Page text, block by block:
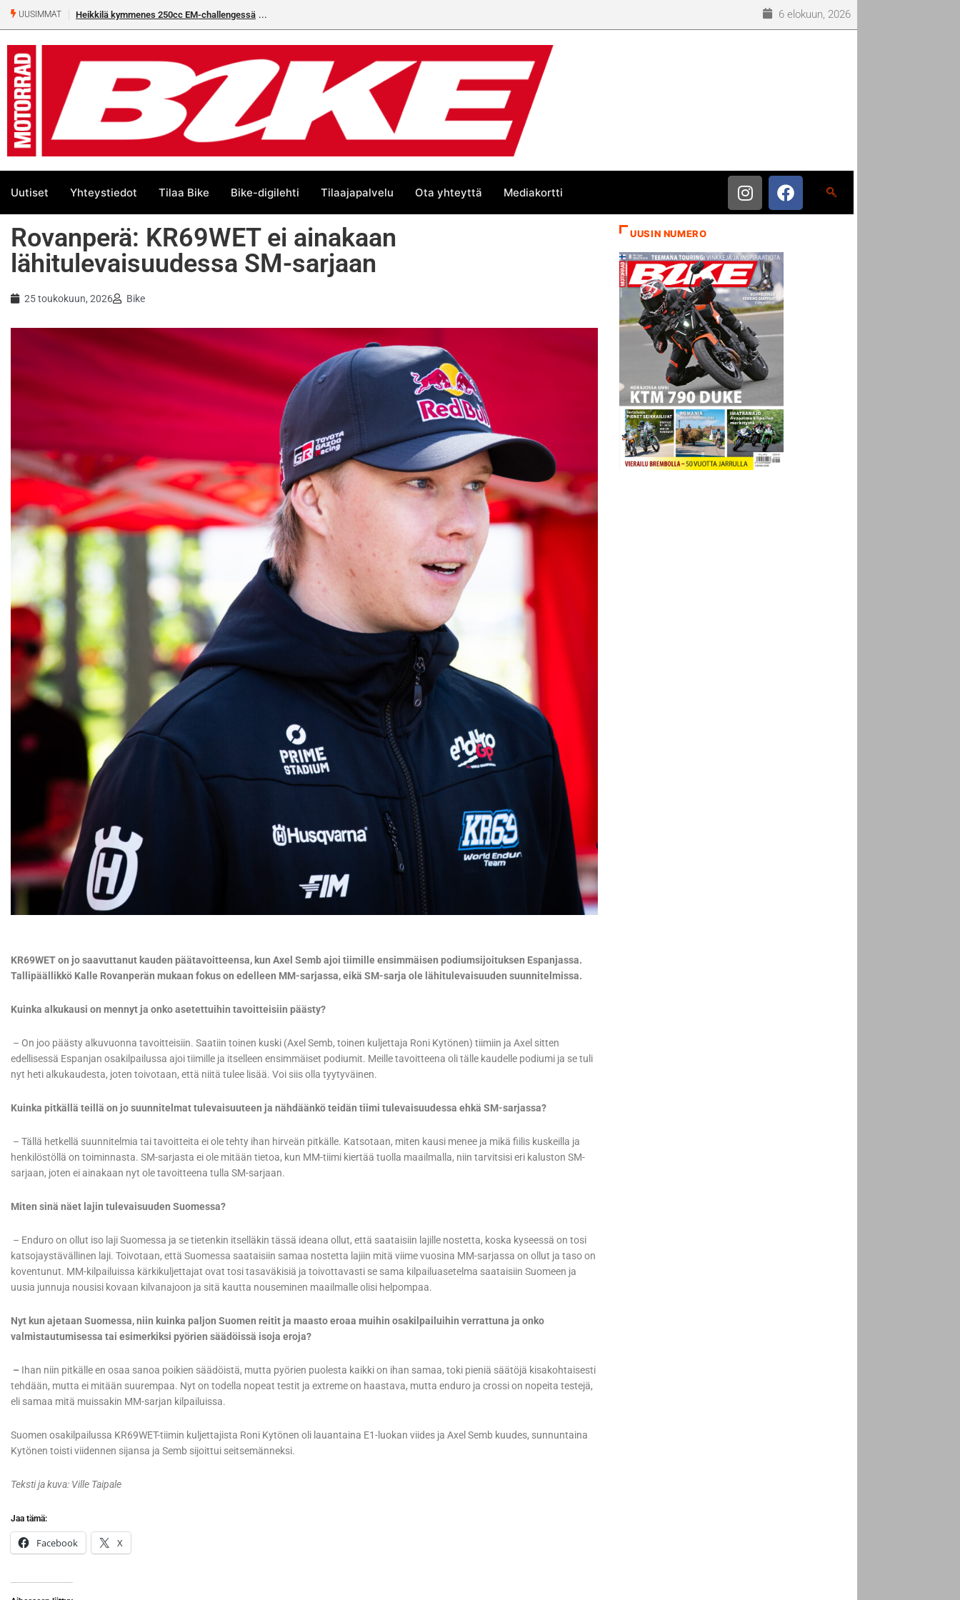
UUSIMMAT Heikkilä kymmenes 250cc EM-challengessä 6 elokuun, 2026
Uutiset Yhteystiedot Tilaa Bike Bike-digilehti Tilaajapalvelu Ota yhteyttä Mediakortti
Rovanperä: KR69WET ei ainakaan
lähitulevaisuudessa SM-sarjaan
25 toukokuun, 2026 Bike
KR69WET on jo saavuttanut kauden päätavoitteensa, kun Axel Semb ajoi tiimille ensimmäisen podiumsijoituksen Espanjassa.
Tallipäällikkö Kalle Rovanperän mukaan fokus on edelleen MM-sarjassa, eikä SM-sarja ole lähitulevaisuuden suunnitelmissa.
Kuinka alkukausi on mennyt ja onko asetettuihin tavoitteisiin päästy?
– On joo päästy alkuvuonna tavoitteisiin. Saatiin toinen kuski (Axel Semb, toinen kuljettaja Roni Kytönen) tiimiin ja Axel sitten
edellisessä Espanjan osakilpailussa ajoi tiimille ja itselleen ensimmäiset podiumit. Meille tavoitteena oli tälle kaudelle podiumi ja se tuli
nyt heti alkukaudesta, joten toivotaan, että niitä tulee lisää. Voi siis olla tyytyväinen.
Kuinka pitkällä teillä on jo suunnitelmat tulevaisuuteen ja nähdäänkö teidän tiimi tulevaisuudessa ehkä SM-sarjassa?
– Tällä hetkellä suunnitelmia tai tavoitteita ei ole tehty ihan hirveän pitkälle. Katsotaan, miten kausi menee ja mikä fiilis kuskeilla ja
henkilöstöllä on toiminnasta. SM-sarjasta ei ole mitään tietoa, kun MM-tiimi kiertää tuolla maailmalla, niin tarvitsisi eri kaluston SM-
sarjaan, joten ei ainakaan nyt ole tavoitteena tulla SM-sarjaan.
Miten sinä näet lajin tulevaisuuden Suomessa?
– Enduro on ollut iso laji Suomessa ja se tietenkin itselläkin tässä ideana ollut, että saataisiin lajille nostetta, koska kyseessä on tosi
katsojaystävällinen laji. Toivotaan, että Suomessa saataisiin samaa nostetta lajiin mitä viime vuosina MM-sarjassa on ollut ja taso on
koventunut. MM-kilpailuissa kärkikuljettajat ovat tosi tasaväkisiä ja toivottavasti se sama kilpailuasetelma saataisiin Suomeen ja
uusia junnuja nousisi kovaan kilvanajoon ja sitä kautta nouseminen maailmalle olisi helpompaa.
Nyt kun ajetaan Suomessa, niin kuinka paljon Suomen reitit ja maasto eroaa muihin osakilpailuihin verrattuna ja onko
valmistautumisessa tai esimerkiksi pyörien säädöissä isoja eroja?
– Ihan niin pitkälle en osaa sanoa poikien säädöistä, mutta pyörien puolesta kaikki on ihan samaa, toki pieniä säätöjä kisakohtaisesti
tehdään, mutta ei mitään suurempaa. Nyt on todella nopeat testit ja extreme on haastava, mutta enduro ja crossi on nopeita testejä,
eli samaa mitä muissakin MM-sarjan kilpailuissa.
Suomen osakilpailussa KR69WET-tiimin kuljettajista Roni Kytönen oli lauantaina E1-luokan viides ja Axel Semb kuudes, sunnuntaina
Kytönen toisti viidennen sijansa ja Semb sijoittui seitsemänneksi.
Teksti ja kuva: Ville Taipale
Jaa tämä:
Facebook X
UUSIN NUMERO